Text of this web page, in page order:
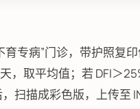
专病”门诊，带护照复
，取平均值；若 DFI＞
扫描成彩色版，上传至